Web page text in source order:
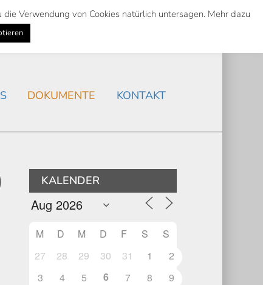
Suche
Search
AKTUELLES
DOKUMENTE KONTAKT
KALENDER
M D M D F S
S
27
28 29 30 31 1
2
3
4 5 6 7 8
9
Verwendung von Cookies natürlich untersagen. Mehr dazu